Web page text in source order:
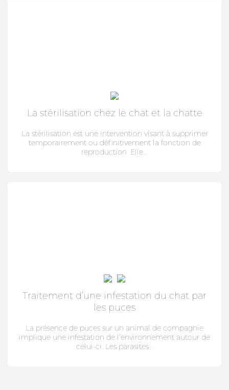
La stérilisation chez le chat et la chatte
La stérilisation est une intervention visant à supprimer
temporairement ou définitivement la fonction de
reproduction. Elle...
Traitement d’une infestation du chat par
les puces
La présence de puces sur un animal de compagnie
implique une infestation de l’environnement autour de
celui-ci. Les parasites...